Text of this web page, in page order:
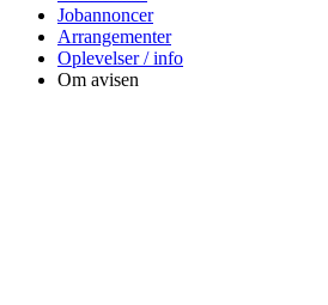
Jobannoncer
Arrangementer
Oplevelser / info
Om avisen